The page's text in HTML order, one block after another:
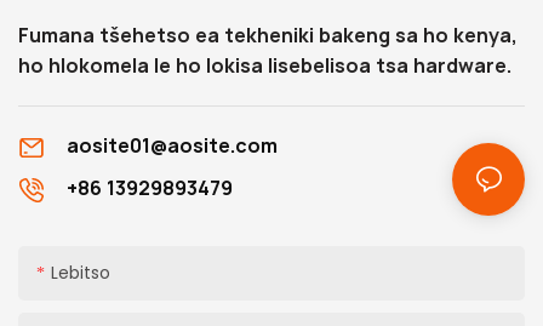
Fumana tšehetso ea tekheniki bakeng sa ho kenya,
ho hlokomela le ho lokisa lisebelisoa tsa hardware.
aosite01@aosite.com
+86 13929893479
Lebitso